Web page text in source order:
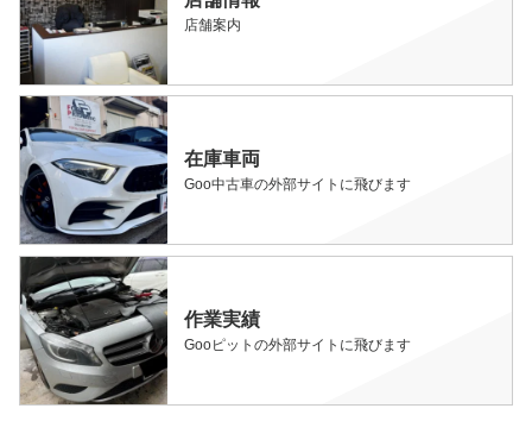
店舗案内
在庫車両
Goo中古車の外部サイトに飛びます
作業実績
Gooピットの外部サイトに飛びます